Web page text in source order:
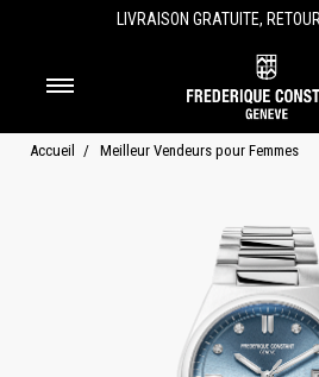
LIVRAISON GRATUITE,
Accueil Meilleur Vendeurs pour Femmes